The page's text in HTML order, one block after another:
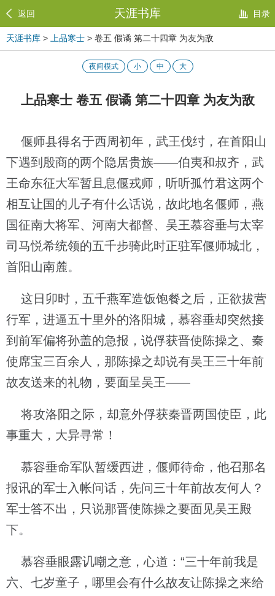
返回 天涯书库 目录
天涯书库 > 上品寒士 > 卷五 假谲 第二十四章 为友为敌
夜间模式 小 中 大
上品寒士 卷五 假谲 第二十四章 为友为敌
偃师县得名于西周初年，武王伐纣，在首阳山
下遇到殷商的两个隐居贵族——伯夷和叔齐，武
王命东征大军暂且息偃戎师，听听孤竹君这两个
相互让国的儿子有什么话说，故此地名偃师，燕
国征南大将军、河南大都督、吴王慕容垂与太宰
司马悦希统领的五千步骑此时正驻军偃师城北，
首阳山南麓。
这日卯时，五千燕军造饭饱餐之后，正欲拔营
行军，进逼五十里外的洛阳城，慕容垂却突然接
到前军偏将孙盖的急报，说俘获晋使陈操之、秦
使席宝三百余人，那陈操之却说有吴王三十年前
故友送来的礼物，要面呈吴王——
将攻洛阳之际，却意外俘获秦晋两国使臣，此
事重大，大异寻常！
慕容垂命军队暂缓西进，偃师待命，他召那名
报讯的军士入帐问话，先问三十年前故友何人？
军士答不出，只说那晋使陈操之要面见吴王殿
下。
慕容垂眼露讥嘲之意，心道：“三十年前我是
六、七岁童子，哪里会有什么故友让陈操之来给